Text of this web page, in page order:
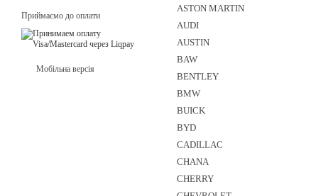
Приймаємо до оплати
Мобільна версія
ASTON MARTIN
AUDI
AUSTIN
BAW
BENTLEY
BMW
BUICK
BYD
CADILLAC
CHANA
CHERRY